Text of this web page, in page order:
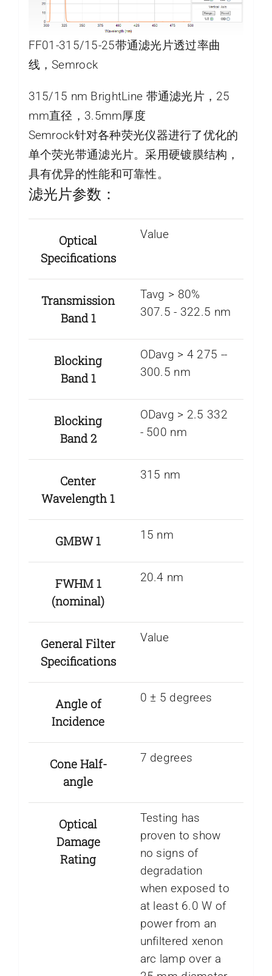
FF01-315/15-25带通滤光片透过率曲
线，Semrock
315/15 nm BrightLine 带通滤光片，25
mm直径，3.5mm厚度
Semrock针对各种荧光仪器进行了优化的
单个荧光带通滤光片。采用硬镀膜结构，
具有优异的性能和可靠性。
滤光片参数：
Optical
Specifications
Value
Transmission
Band 1
Tavg > 80%
307.5 -­ 322.5 nm
Blocking
Band 1
ODavg > 4 275 -­
300.5 nm
Blocking
Band 2
ODavg > 2.5 332
-­ 500 nm
Center
Wavelength 1
315 nm
GMBW 1 15 nm
FWHM 1
(nominal)
20.4 nm
General Filter
Specifications
Value
Angle of
Incidence
0 ± 5 degrees
Cone Half-
angle
7 degrees
Optical
Damage
Rating
Testing has
proven to show
no signs of
degradation
when exposed to
at least 6.0 W of
power from an
unfiltered xenon
arc lamp over a